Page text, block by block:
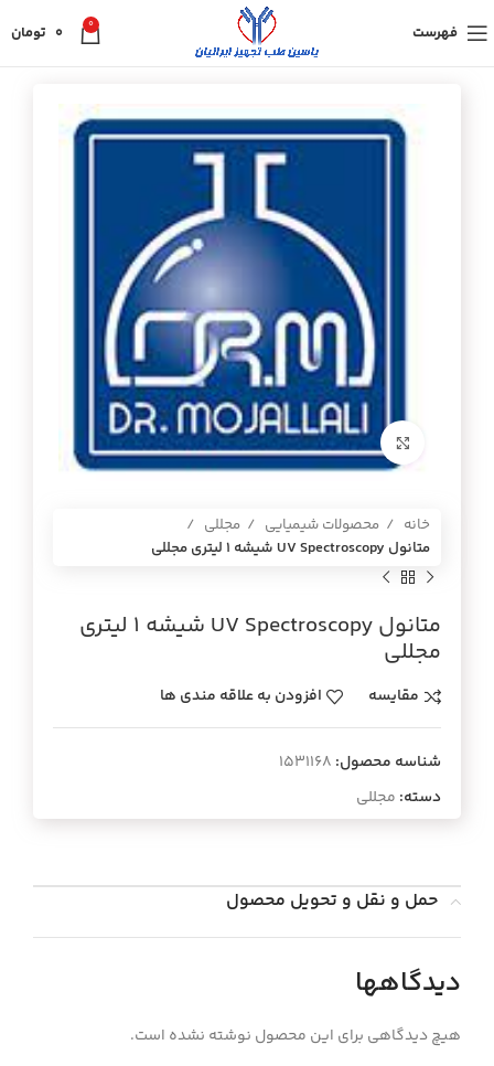
فهرست 0
0 تومان
برای بزرگنمایی کلیک کنید
خانه محصولات شیمیایی
مجللی
متانول UV Spectroscopy شيشه 1 ليتري مجللي
متانول UV Spectroscopy شيشه 1 ليتري
مجللي
مقایسه افزودن به علاقه مندی ها
شناسه محصول: 1531168
دسته: مجللی
حمل و نقل و تحویل محصول
دیدگاهها
هیچ دیدگاهی برای این محصول نوشته نشده است.